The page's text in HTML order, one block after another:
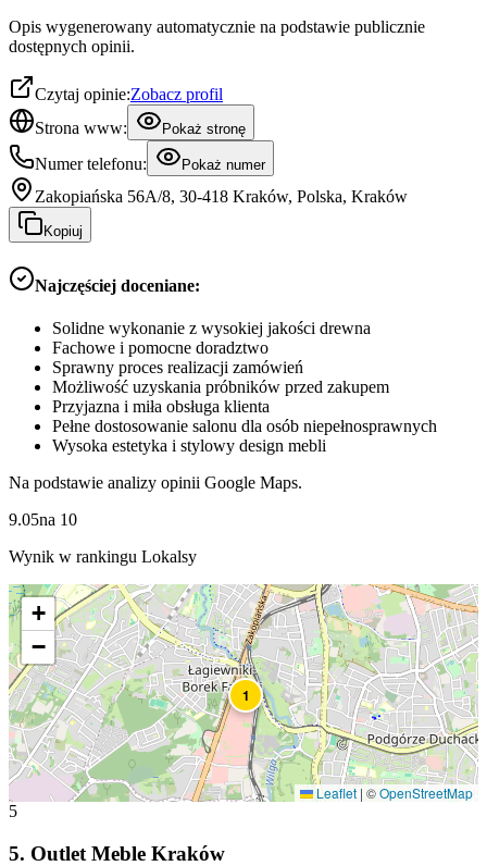
Opis wygenerowany automatycznie na podstawie publicznie
dostępnych opinii.
Czytaj opinie:Zobacz profil
Strona www:
Pokaż stronę
Numer telefonu: Pokaż numer
Zakopiańska 56A/8, 30-418 Kraków, Polska, Kraków
Kopiuj
Najczęściej doceniane:
Solidne wykonanie z wysokiej jakości drewna
Fachowe i pomocne doradztwo
Sprawny proces realizacji zamówień
Możliwość uzyskania próbników przed zakupem
Przyjazna i miła obsługa klienta
Pełne dostosowanie salonu dla osób niepełnosprawnych
Wysoka estetyka i stylowy design mebli
Na podstawie analizy opinii Google Maps.
9.05na 10
Wynik w rankingu Lokalsy
1
+
−
Leaflet | ©OpenStreetMap
5
5. Outlet Meble Kraków